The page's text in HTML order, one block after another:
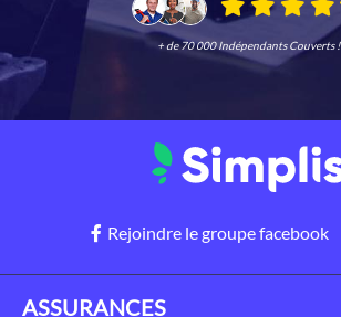
+ de 70 000 Indépendants Couverts !
Rejoindre le groupe facebook
ASSURANCES